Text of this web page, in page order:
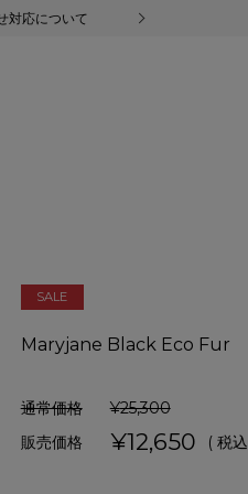
対応について
SALE
Maryjane Black Eco Fur
通常価格 ¥25,300
¥12,650 税込